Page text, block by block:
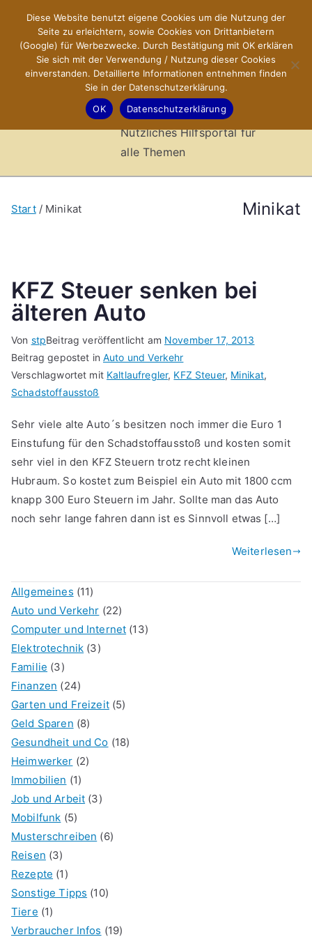
springen
X-Sites.de
–
Hilfsportal
Nützliches Hilfsportal für
alle Themen
Minikat
Start Minikat
KFZ Steuer senken bei
älteren Auto
Von stpBeitrag veröffentlicht am November 17, 2013
Beitrag gepostet inAuto und Verkehr
Verschlagwortet mit Kaltlaufregler, KFZ Steuer, Minikat,
Schadstoffausstoß
Sehr viele alte Auto´s besitzen noch immer die Euro 1
Einstufung für den Schadstoffausstoß und kosten somit
sehr viel in den KFZ Steuern trotz recht kleinen
Hubraum. So kostet zum Beispiel ein Auto mit 1800 ccm
knapp 300 Euro Steuern im Jahr. Sollte man das Auto
noch sehr lange fahren dann ist es Sinnvoll etwas […]
Weiterlesen
Allgemeines (11)
Auto und Verkehr (22)
Computer und Internet (13)
Elektrotechnik (3)
Familie (3)
Finanzen (24)
Garten und Freizeit(5)
Geld Sparen (8)
Gesundheit und Co (18)
Heimwerker (2)
Immobilien (1)
Job und Arbeit (3)
Mobilfunk (5)
Musterschreiben (6)
Reisen (3)
Rezepte (1)
Sonstige Tipps (10)
Tiere (1)
Verbraucher Infos (19)
Diese Website benutzt eigene Cookies um die Nutzung der
Seite zu erleichtern, sowie Cookies von Drittanbietern
(Google) für Werbezwecke. Durch Bestätigung mit OK erklären
Sie sich mit der Verwendung / Nutzung dieser Cookies
einverstanden. Detaillierte Informationen entnehmen finden
Sie in der Datenschutzerklärung.
OK
Datenschutzerklärung